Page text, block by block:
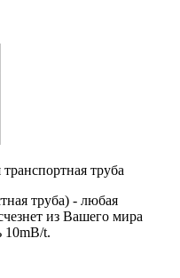
труба
труба) - любая
из Вашего мира
10mB/t.